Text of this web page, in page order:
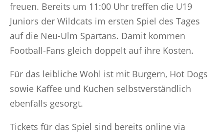
freuen. Bereits um 11:00 Uhr treffen die U19
Juniors der Wildcats im ersten Spiel des Tages
auf die Neu-Ulm Spartans. Damit kommen
Football-Fans gleich doppelt auf ihre Kosten.
Für das leibliche Wohl ist mit Burgern, Hot Dogs
sowie Kaffee und Kuchen selbstverständlich
ebenfalls gesorgt.
Tickets für das Spiel sind bereits online via